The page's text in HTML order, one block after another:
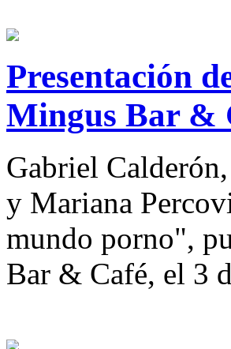
Presentación
Mingus Bar &
Gabriel
y Mariana
mundo porno",
Bar & Café, el 3